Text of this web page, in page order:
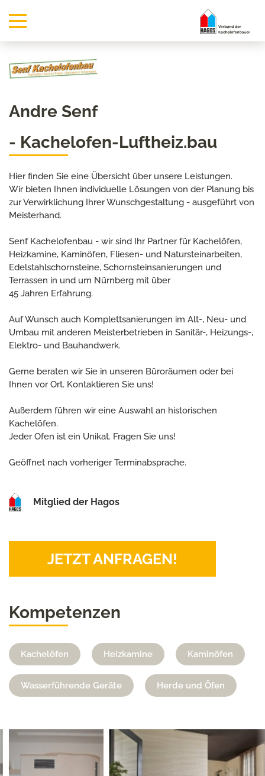
Andre Senf
- Kachelofen-Luftheiz.bau
Hier finden Sie eine Übersicht über unsere Leistungen.
Wir bieten Ihnen individuelle Lösungen von der Planung bis
zur Verwirklichung Ihrer Wunschgestaltung - ausgeführt von
Meisterhand.
Senf Kachelofenbau - wir sind Ihr Partner für Kachelöfen,
Heizkamine, Kaminöfen, Fliesen- und Natursteinarbeiten,
Edelstahlschornsteine, Schornsteinsanierungen und
Terrassen in und um Nürnberg mit über
45 Jahren Erfahrung.
Auf Wunsch auch Komplettsanierungen im Alt-, Neu- und
Umbau mit anderen Meisterbetrieben in Sanitär-, Heizungs-,
Elektro- und Bauhandwerk.
Gerne beraten wir Sie in unseren Büroräumen oder bei
Ihnen vor Ort. Kontaktieren Sie uns!
Außerdem führen wir eine Auswahl an historischen
Kachelöfen.
Jeder Ofen ist ein Unikat. Fragen Sie uns!
Geöffnet nach vorheriger Terminabsprache.
Mitglied der Hagos
JETZT ANFRAGEN!
Kompetenzen
Kachelöfen Heizkamine Kaminöfen
Wasserführende Geräte Herde und Öfen